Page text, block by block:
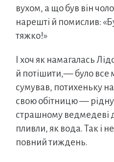
вухом, а що був він
нарешті й помислив:
тяжко!»
І хоч як намагалась
й потішити,— було все
сумував, потихеньку
свою обітницю —
страшному ведмедеві
пливли, як вода. Так і
повний тиждень.